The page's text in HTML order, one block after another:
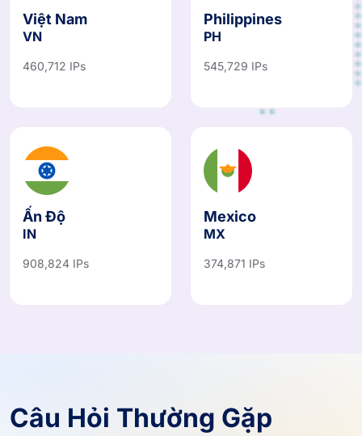
Việt Nam
VN
460,712 IPs
Philippines
PH
545,729 IPs
Ấn Độ
IN
908,824 IPs
Mexico
MX
374,871 IPs
Câu Hỏi Thường Gặp